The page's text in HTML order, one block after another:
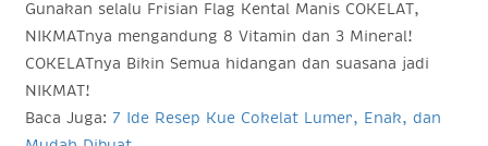
Gunakan selalu Frisian Flag Kental Manis COKELAT,
NIKMATnya mengandung 8 Vitamin dan 3 Mineral!
COKELATnya Bikin Semua hidangan dan suasana jadi
NIKMAT!
Baca Juga: 7 Ide Resep Kue Cokelat Lumer, Enak, dan